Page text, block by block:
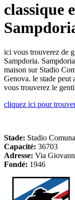
classique
ici vous trouverez de
Sampdoria.
maison sur Stadio
Genova. le stade peut
vous trouverez le
cliquez ici pour
Stade: Stadio
Capacité: 36703
Adresse: Via
Fondé: 1946